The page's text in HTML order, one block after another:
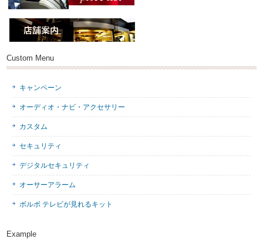
Custom Menu
キャンペーン
オーディオ・ナビ・アクセサリー
カスタム
セキュリティ
デジタルセキュリティ
オーサーアラーム
ボルボ テレビが見れるキット
Example